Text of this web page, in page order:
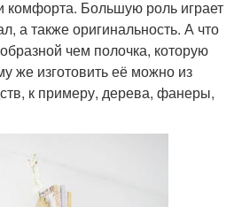
комфорта. Большую роль играет
а также оригинальность. А что
чем полочка, которую
же изготовить её можно из
к примеру, дерева, фанеры,